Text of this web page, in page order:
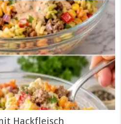
Hackfleisch